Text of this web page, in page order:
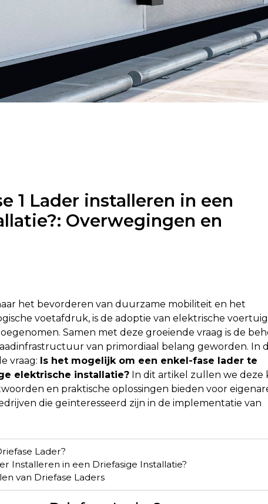
1 Lader installeren in een
Overwegingen en
het bevorderen van duurzame mobiliteit en het
voetafdruk, is de adoptie van elektrische
Samen met deze groeiende vraag is de
van primordiaal belang geworden. In
vraag: Is het mogelijk om een enkel-fase lader te
elektrische installatie?In dit artikel zullen we deze
en praktische oplossingen bieden voor
die geïnteresseerd zijn in de implementatie van
Lader?
Installeren in een Driefasige Installatie?
van Driefase Laders